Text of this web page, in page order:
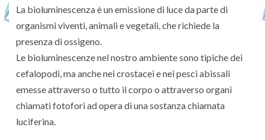
La bioluminescenza è un emissione di luce da parte di
organismi viventi, animali e vegetali, che richiede la
presenza di ossigeno.
Le bioluminescenze nel nostro ambiente sono tipiche dei
cefalopodi, ma anche nei crostacei e nei pesci abissali
emesse attraverso o tutto il corpo o attraverso organi
chiamati fotofori ad opera di una sostanza chiamata
luciferina.